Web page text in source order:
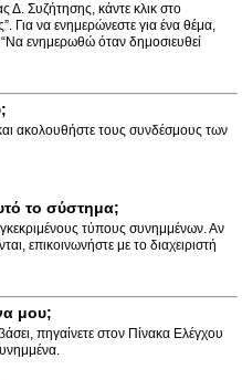
Δ. Συζήτησης, κάντε κλικ στο
Για να ενημερώνεστε για ένα θέμα,
ενημερωθώ όταν δημοσιευθεί
ακολουθήστε τους συνδέσμους των
το σύστημα;
τύπους συνημμένων. Αν
επικοινωνήστε με το διαχειριστή
μου;
πηγαίνετε στον Πίνακα Ελέγχου